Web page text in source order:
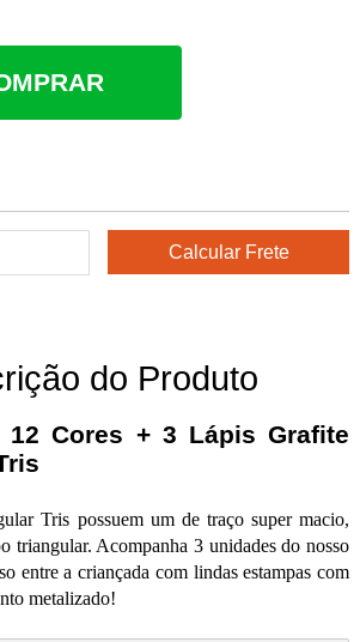
do Produto
Cores + 3 Lápis Grafite
Tris possuem um de traço super macio,
triangular. Acompanha 3 unidades do nosso
entre a criançada com lindas estampas com
metalizado!